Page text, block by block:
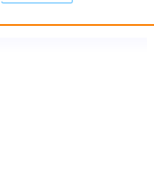
luôn là cái tên được nhắc đến
dẫn. Tuy nhiên, nhiều lao động
trên cao có nguy hiểm không?",
hay "Thu nhập thực tế
lợp mái ngói ở Nhật Bản để
xác trước khi quyết định nộp hồ